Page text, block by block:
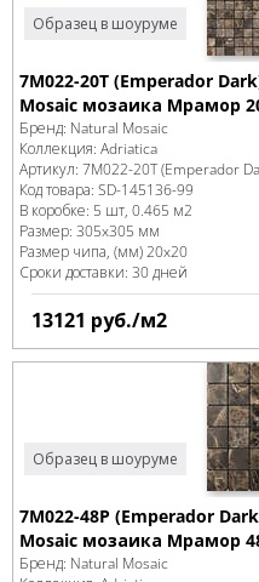
Образец в шоуруме
7M022-20T (Emperador
Mosaic мозаика Мрамор
Бренд: Natural Mosaic
Коллекция: Adriatica
Артикул: 7M022-20T (Emperador
Код товара: SD-145136-99
В коробке: 5 шт, 0.465 м2
Размер: 305x305 мм
Размер чипа, (мм)20x20
Сроки доставки: 30 дней
13121 руб./м2
Образец в шоуруме
7M022-48P (Emperador
Mosaic мозаика Мрамор
Бренд: Natural Mosaic